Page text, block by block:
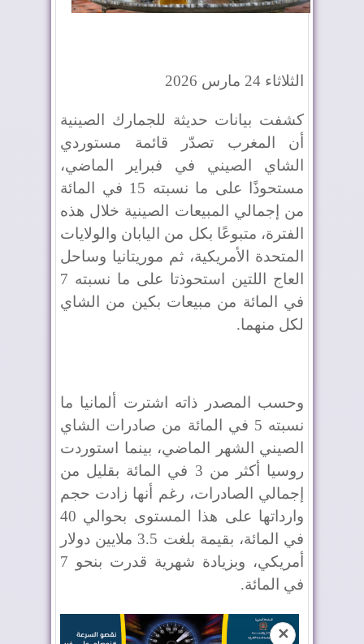
الثلاثاء 24 مارس 2026
كشفت بيانات حديثة للجمارك الصينية
أن المغرب تصدّر قائمة مستوردي
الشاي الصيني في فبراير الماضي،
مستحوذًا على ما نسبته 15 في المائة
من إجمالي المبيعات الصينية خلال هذه
الفترة، متبوعًا بكل من اليابان والولايات
المتحدة الأمريكية، ثم موريتانيا وساحل
العاج اللتين استحوذتا على ما نسبته 7
في المائة من مبيعات بكين من الشاي
لكل منهما.
وحسب المصدر ذاته اشترت ألمانيا ما
نسبته 5 في المائة من صادرات الشاي
الصيني الشهر الماضي، بينما استوردت
روسيا أكثر من 3 في المائة بقليل من
إجمالي الصادرات، رغم أنها زادت حجم
وارداتها على هذا المستوى بحوالي 40
في المائة، بقيمة بلغت 3.5 ملايين دولار
أمريكي، وبزيادة شهرية قدرت بنحو 7
في المائة.
✕